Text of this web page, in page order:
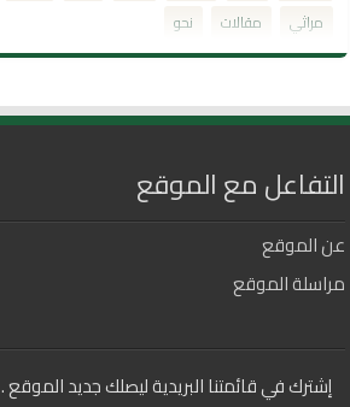
مراثي
مقالات نحو
التفاعل مع الموقع
عن الموقع
مراسلة الموقع
إشترك في قائمتنا البريدية ليصلك جديد الموقع .